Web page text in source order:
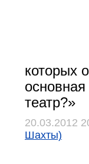
которых
театр?»
20.03.2012
Шахты)